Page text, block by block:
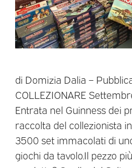
di Domizia Dalia –
COLLEZIONARE
Entrata nel Guinness dei
raccolta del collezionista
3500 set immacolati di
giochi da tavolo.Il pezzo